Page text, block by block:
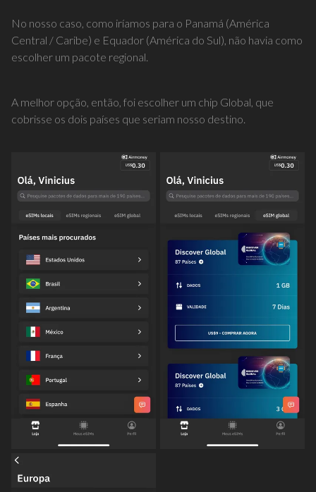
No nosso caso, como iríamos para o Panamá (América
Central / Caribe) e Equador (América do Sul), não havia como
escolher um pacote regional.
A melhor opção, então, foi escolher um chip Global, que
cobrisse os dois países que seriam nosso destino.